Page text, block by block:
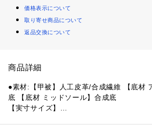
価格表示について
取り寄せ商品について
返品交換について
商品詳細
●素材:【甲被】人工皮革/合成繊維 【底材
底 【底材 ミッドソール】合成底
【実寸サイズ】